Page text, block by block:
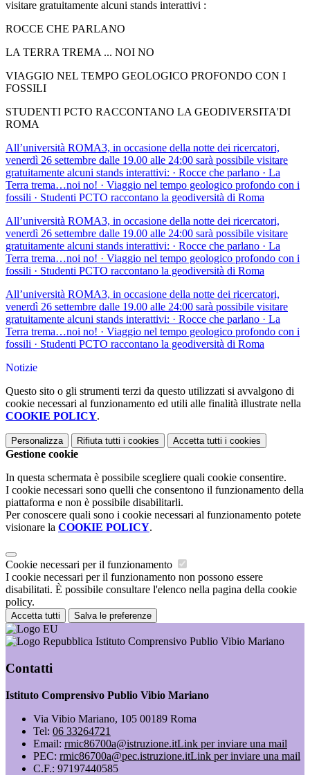
visitare gratuitamente alcuni stands interattivi :
ROCCE CHE PARLANO
LA TERRA TREMA ... NOI NO
VIAGGIO NEL TEMPO GEOLOGICO PROFONDO CON I
FOSSILI
STUDENTI PCTO RACCONTANO LA GEODIVERSITA'DI
ROMA
All’università ROMA3, in occasione della notte dei ricercatori,
venerdì 26 settembre dalle 19.00 alle 24:00 sarà possibile visitare
gratuitamente alcuni stands interattivi: · Rocce che parlano · La
Terra trema…noi no! · Viaggio nel tempo geologico profondo con i
fossili · Studenti PCTO raccontano la geodiversità di Roma
All’università ROMA3, in occasione della notte dei ricercatori,
venerdì 26 settembre dalle 19.00 alle 24:00 sarà possibile visitare
gratuitamente alcuni stands interattivi: · Rocce che parlano · La
Terra trema…noi no! · Viaggio nel tempo geologico profondo con i
fossili · Studenti PCTO raccontano la geodiversità di Roma
All’università ROMA3, in occasione della notte dei ricercatori,
venerdì 26 settembre dalle 19.00 alle 24:00 sarà possibile visitare
gratuitamente alcuni stands interattivi: · Rocce che parlano · La
Terra trema…noi no! · Viaggio nel tempo geologico profondo con i
fossili · Studenti PCTO raccontano la geodiversità di Roma
Notizie
Questo sito o gli strumenti terzi da questo utilizzati si avvalgono di
cookie necessari al funzionamento ed utili alle finalità illustrate nella
COOKIE POLICY.
Personalizza Rifiuta tutti i cookies Accetta tutti i cookies
Gestione cookie
In questa schermata è possibile scegliere quali cookie consentire.
I cookie necessari sono quelli che consentono il funzionamento della
piattaforma e non è possibile disabilitarli.
Per conoscere quali sono i cookie necessari al funzionamento potete
visionare la COOKIE POLICY.
Cookie necessari per il funzionamento
I cookie necessari per il funzionamento non possono essere
disabilitati. È possibile consultare l'elenco nella pagina della cookie
policy.
Accetta tutti Salva le preferenze
Istituto Comprensivo Publio Vibio Mariano
Contatti
Istituto Comprensivo Publio Vibio Mariano
Via Vibio Mariano, 105 00189 Roma
Tel: 06 33264721
Email: rmic86700a@istruzione.itLink per inviare una mail
PEC: rmic86700a@pec.istruzione.itLink per inviare una mail
C.F.: 97197440585